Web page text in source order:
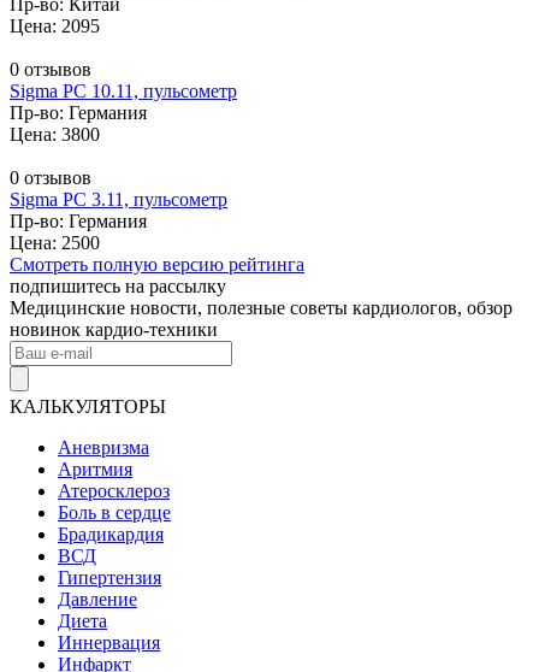
Цена: 2095
0 отзывов
Sigma PC 10.11, пульсометр
Пр-во: Германия
Цена: 3800
0 отзывов
Sigma PC 3.11, пульсометр
Пр-во: Германия
Цена: 2500
Смотреть полную версию рейтинга
подпишитесь на рассылку
Медицинские новости, полезные советы кардиологов, обзор
новинок кардио-техники
КАЛЬКУЛЯТОРЫ
Аневризма
Аритмия
Атеросклероз
Боль в сердце
Брадикардия
ВСД
Гипертензия
Давление
Диета
Иннервация
Инфаркт